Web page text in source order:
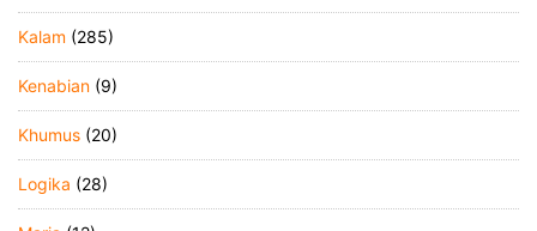
Kalam (285)
Kenabian (9)
Khumus (20)
Logika (28)